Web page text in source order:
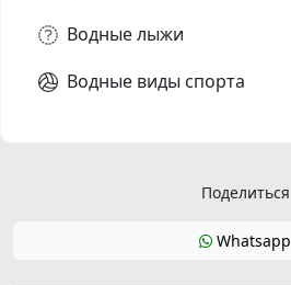
Водные лыжи
Водные виды спорта
Поделиться
Whatsapp